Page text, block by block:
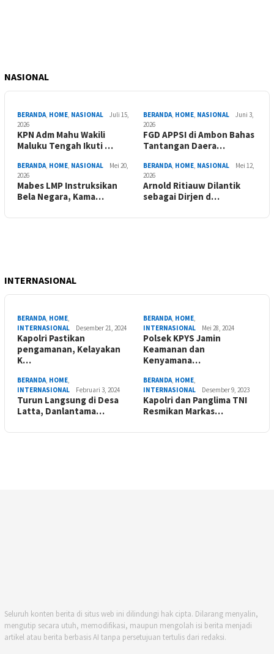
NASIONAL
BERANDA, HOME, NASIONAL
Juli 15,
2026
KPN Adm Mahu Wakili
Maluku Tengah Ikuti …
BERANDA, HOME, NASIONAL
Juni 3,
2026
FGD APPSI di Ambon Bahas
Tantangan Daera…
BERANDA, HOME, NASIONAL
Mei 20,
2026
Mabes LMP Instruksikan
Bela Negara, Kama…
BERANDA, HOME, NASIONAL
Mei 12,
2026
Arnold Ritiauw Dilantik
sebagai Dirjen d…
INTERNASIONAL
BERANDA, HOME,
INTERNASIONAL
Desember 21, 2024
Kapolri Pastikan
pengamanan, Kelayakan
K…
BERANDA, HOME,
INTERNASIONAL
Mei 28, 2024
Polsek KPYS Jamin
Keamanan dan
Kenyamana…
BERANDA, HOME,
INTERNASIONAL
Februari 3, 2024
Turun Langsung di Desa
Latta, Danlantama…
BERANDA, HOME,
INTERNASIONAL
Desember 9, 2023
Kapolri dan Panglima TNI
Resmikan Markas…
Seluruh konten berita di situs web ini dilindungi hak cipta. Dilarang menyalin,
mengutip secara utuh, memodifikasi, maupun mengolah isi berita menjadi
artikel atau berita berbasis AI tanpa persetujuan tertulis dari redaksi.